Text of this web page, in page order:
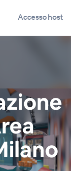
Accesso host